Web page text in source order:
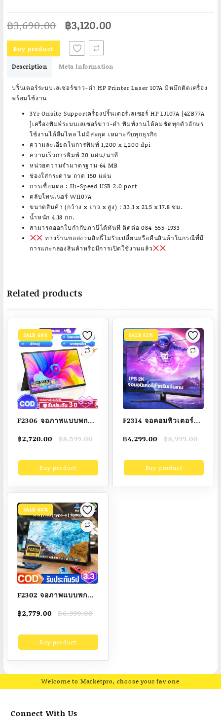
฿3,690.00 Original
price
was:
฿3,690.00.
฿3,120.00
Buy product
Description Meta Information
ปริ้นเตอร์ระบบเลเซอร์ขาว-ดำ HP Printer Laser 107A มีหมึกติดเครื่อง
พร้อมใช้งาน
3Yr Onsite Supportครื่องปริ้นเตอร์เลเซอร์ HP LJ107A [4ZB77A
]เครื่องพิมพ์ระบบเลเซอร์ขาว-ดำ พิมพ์งานได้คมชัดทุกตัวอักษร
ใช้งานได้ลื่นไหล ไม่มีสะดุด เหมาะกับทุกธุรกิจ
ความละเอียดในการพิมพ์ 1,200 x 1,200 dpi
ความเร็วการพิมพ์ 20 แผ่น/นาที
หน่วยความจำมาตรฐาน 64 MB
ช่องใส่กระดาษ ถาด 150 แผ่น
การเชื่อมต่อ : Hi-Speed USB 2.0 port
ตลับโทนเนอร์ W1107A
ขนาดสินค้า (กว้าง x ยาว x สูง) : 33.1 x 21.5 x 17.8 ซม.
น้ำหนัก 4.18 กก.
สามารถออกใบกำกับภาษีได้ทันที ติดต่อ 084-555-1933
ทางร้านขอสงวนสิทธิ์ไม่รับเปลี่ยนหรือคืนสินค้าในกรณีที่มี
การแกะกล่องสินค้าหรือมีการเปิดใช้งานแล้ว
Related products
SALE 68%
F2306 จอภาพแบบพกพา
พกพา จอคอมพิวเตอร์
คอมพิวเตอร์ 2K หน้าจอ
฿8,599.00
Original
was:
฿8,599.00.
฿2,720.00
Current
is:
฿2,720.00.Buy product
SALE 52%
F2314 จอคอมพิวเตอร์
75hz monitor จอโค้ง
คอมพิวเตอร์ Ultra HD
฿8,999.00
Original
was:
฿8,999.00.
฿4,299.00
Current
is:
฿4,299.00.Buy product
SALE 60%
F2302 จอภาพแบบพกพา
15.6นิ้ว 1080P IPS แบบ
รองรับการใช้งานกับ
฿6,999.00
Original
was:
฿6,999.00.
฿2,779.00
Current
is:
฿2,779.00.Buy product
Welcome to Marketpro, choose your fav one
Connect With Us